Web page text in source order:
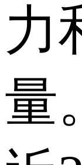
力
量